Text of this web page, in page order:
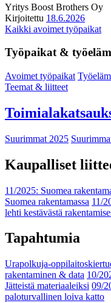
Yritys Boost Brothers Oy
Kirjoitettu 18.6.2026
Kaikki avoimet työpaikat
Työpaikat &
Avoimet työpaikat
Teemat & liitteet
Suurimmat 2025
Kaupalliset
11/2025: Suomea
Suomea rakentamassa 11/
lehti kestävästä
Tapahtumia
Urapolkuja-
rakentaminen & data 10/
Jätteistä materiaaleiksi 09/
paloturvallinen loiva katto